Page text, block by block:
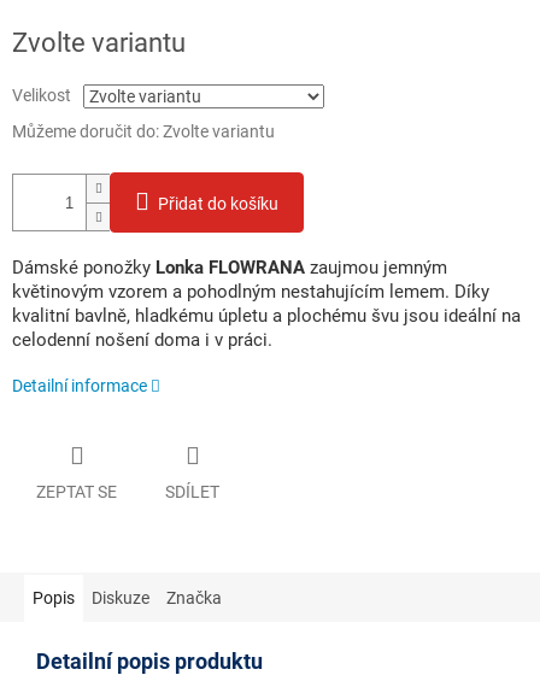
cena:
Zvolte variantu
Velikost
Můžeme doručit do:Zvolte variantu
Přidat do košíku
Dámské ponožky Lonka FLOWRANA zaujmou jemným
květinovým vzorem a pohodlným nestahujícím lemem. Díky
kvalitní bavlně, hladkému úpletu a plochému švu jsou ideální na
celodenní nošení doma i v práci.
Detailní informace
ZEPTAT SE SDÍLET
Popis Diskuze Značka
Detailní popis produktu